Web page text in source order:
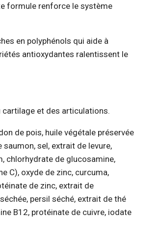
formule renforce le système
en polyphénols qui aide à
antioxydantes ralentissent le
cartilage et des articulations.
de pois, huile végétale préservée
saumon, sel, extrait de levure,
chlorhydrate de glucosamine,
C), oxyde de zinc, curcuma,
de zinc, extrait de
persil séché, extrait de thé
B12, protéinate de cuivre, iodate